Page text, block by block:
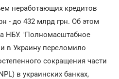
неработающих кредитов
- до 432 млрд грн. Об этом
НБУ. "Полномасштабное
в Украину переломило
сокращения части
в украинских банках,